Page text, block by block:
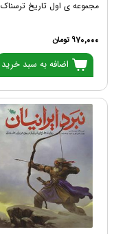
مجموعه ی اول تاریخ ترسناک
970,000 تومان
اضافه به سبد خرید